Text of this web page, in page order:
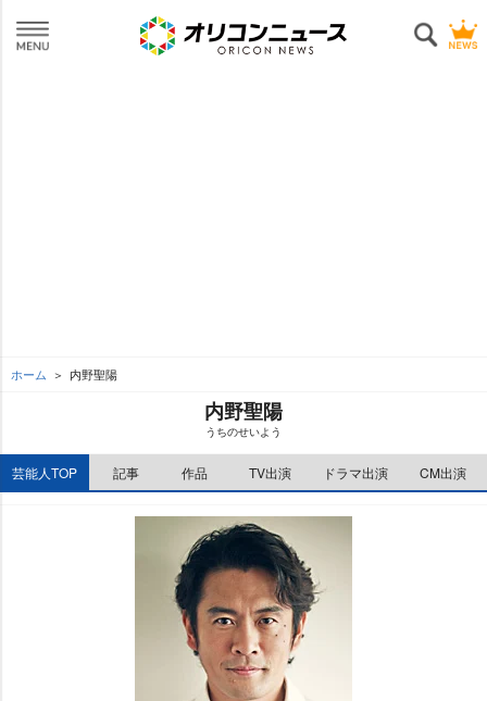
ホーム 内野聖陽
内野聖陽
うちのせいよう
芸能人TOP 記事 作品 TV出演 ドラマ出演 CM出演